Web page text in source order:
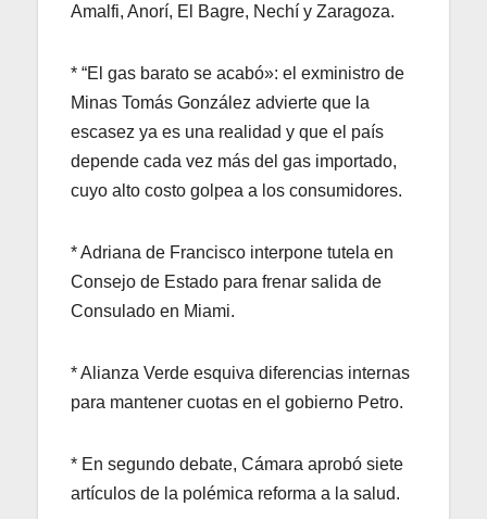
Amalfi, Anorí, El Bagre, Nechí y Zaragoza.
* “El gas barato se acabó»: el exministro de
Minas Tomás González advierte que la
escasez ya es una realidad y que el país
depende cada vez más del gas importado,
cuyo alto costo golpea a los consumidores.
* Adriana de Francisco interpone tutela en
Consejo de Estado para frenar salida de
Consulado en Miami.
* Alianza Verde esquiva diferencias internas
para mantener cuotas en el gobierno Petro.
* En segundo debate, Cámara aprobó siete
artículos de la polémica reforma a la salud.